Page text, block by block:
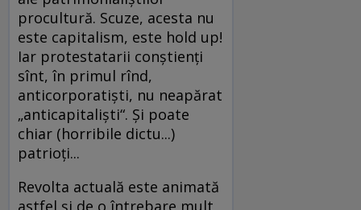
procultură. Scuze, acesta nu
este capitalism, este hold up!
Iar protestatarii conştienţi
sînt, în primul rînd,
anticorporatişti, nu neapărat
„anticapitalişti“. Şi poate
chiar (horribile dictu...)
patrioţi...
Revolta actuală este animată
astfel şi de o întrebare mult